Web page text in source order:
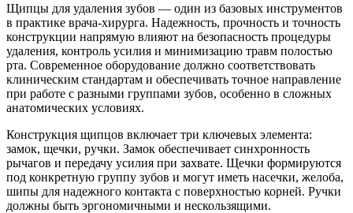
Щипцы для удаления зубов — один из базовых инструментов
в практике врача-хирурга. Надежность, прочность и точность
конструкции напрямую влияют на безопасность процедуры
удаления, контроль усилия и минимизацию травм полостью
рта. Современное оборудование должно соответствовать
клиническим стандартам и обеспечивать точное направление
при работе с разными группами зубов, особенно в сложных
анатомических условиях.
Конструкция щипцов включает три ключевых элемента:
замок, щечки, ручки. Замок обеспечивает синхронность
рычагов и передачу усилия при захвате. Щечки формируются
под конкретную группу зубов и могут иметь насечки, желоба,
шипы для надежного контакта с поверхностью корней. Ручки
должны быть эргономичными и нескользящими.